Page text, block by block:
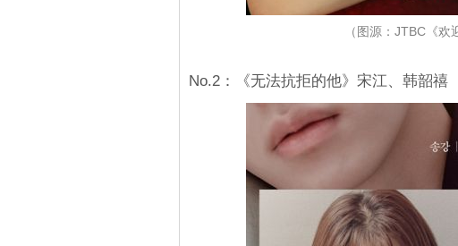
（图源：JTBC《欢
No.2：《无法抗拒的他》宋江、韩韶禧